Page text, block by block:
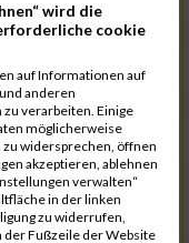
wird die
cookie
auf Informationen auf
anderen
verarbeiten. Einige
möglicherweise
widersprechen, öffnen
akzeptieren, ablehnen
verwalten“
in der linken
zu widerrufen,
der Fußzeile der Website